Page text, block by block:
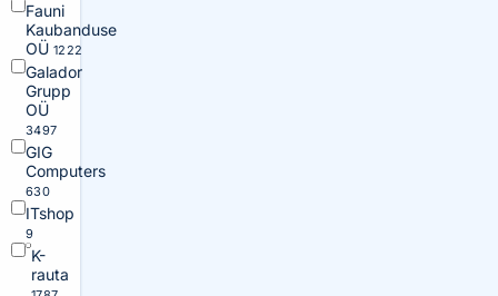
Fauni
Kaubanduse
OÜ 1222
Galador
Grupp
OÜ
3497
GIG
Computers
630
ITshop
9
K-
rauta